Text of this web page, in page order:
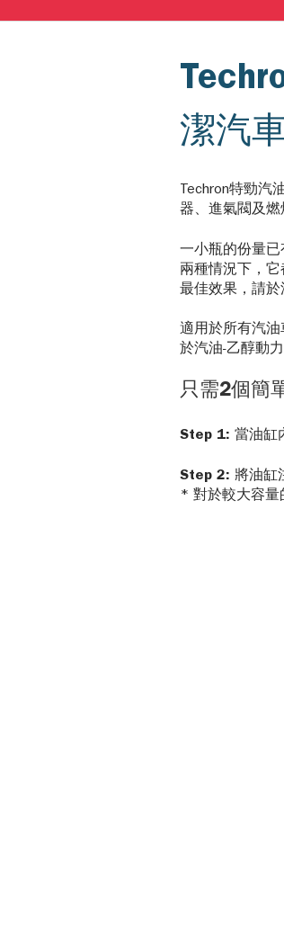
潔汽
Techron特勁汽
器、進氣閥及
一小瓶的份量
兩種情況下，
最佳效果，請
適用於所有汽
於汽油-乙醇動力
只需2個簡
Step 1: 當油缸
Step 2: 將油缸
* 對於較大容量